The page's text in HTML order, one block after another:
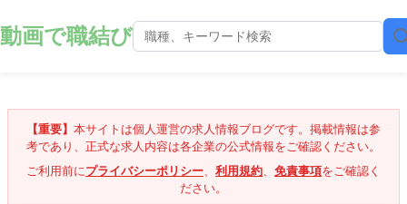
動画で職結び
【重要】 本サイトは個人運営の求人情報ブログです。掲載情報は参
考であり、正式な求人内容は各企業の公式情報をご確認ください。
ご利用前にプライバシーポリシー、 利用規約、 免責事項をご確認く
ださい。